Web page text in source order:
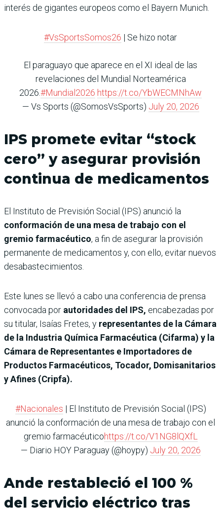
interés de gigantes europeos como el Bayern Munich.
#VsSportsSomos26 | Se hizo notar
El paraguayo que aparece en el XI ideal de las
revelaciones del Mundial Norteamérica
2026.#Mundial2026 https://t.co/YbWECMNhAw
— Vs Sports (@SomosVsSports) July 20, 2026
IPS promete evitar “stock
cero” y asegurar provisión
continua de medicamentos
El Instituto de Previsión Social (IPS) anunció la
conformación de una mesa de trabajo con el
gremio farmacéutico, a fin de asegurar la provisión
permanente de medicamentos y, con ello, evitar nuevos
desabastecimientos.
Este lunes se llevó a cabo una conferencia de prensa
convocada por autoridades del IPS, encabezadas por
su titular, Isaías Fretes, y representantes de la Cámara
de la Industria Química Farmacéutica (Cifarma) y la
Cámara de Representantes e Importadores de
Productos Farmacéuticos, Tocador, Domisanitarios
y Afines (Cripfa).
#Nacionales | El Instituto de Previsión Social (IPS)
anunció la conformación de una mesa de trabajo con el
gremio farmacéuticohttps://t.co/V1NG8lQXfL
— Diario HOY Paraguay (@hoypy) July 20, 2026
Ande restableció el 100 %
del servicio eléctrico tras